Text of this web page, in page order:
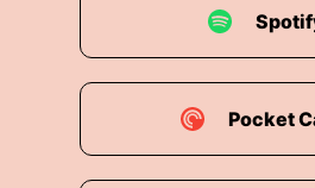
Pocket